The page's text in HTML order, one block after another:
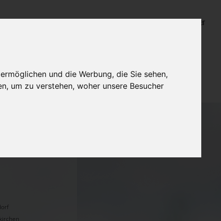
und die Werbung, die Sie sehen,
um zu verstehen, woher unsere Besucher
Login für Bestatter